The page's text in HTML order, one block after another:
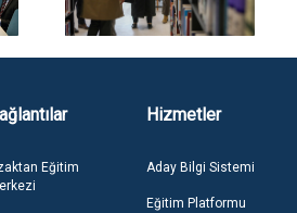
Eğitim
Hizmetler
Aday Bilgi Sistemi
Eğitim Platformu